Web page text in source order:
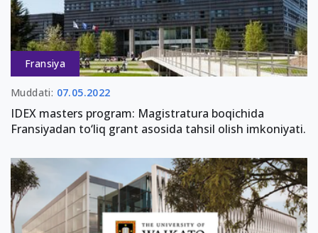
Fransiya
Muddati: 07.05.2022
IDEX masters program: Magistratura boqichida
Fransiyadan to‘liq grant asosida tahsil olish imkoniyati.